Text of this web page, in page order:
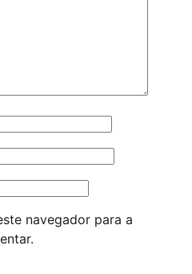
navegador para a